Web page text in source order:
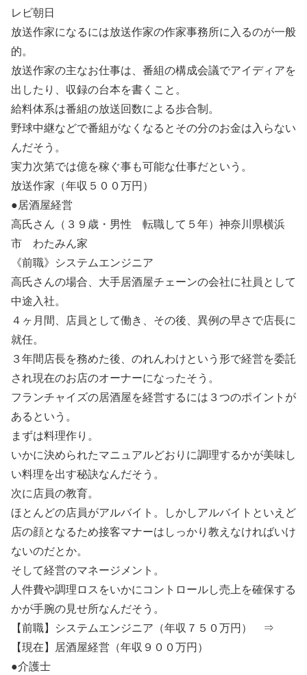
レビ朝日
放送作家になるには放送作家の作家事務所に入るのが一般
的。
放送作家の主なお仕事は、番組の構成会議でアイディアを
出したり、収録の台本を書くこと。
給料体系は番組の放送回数による歩合制。
野球中継などで番組がなくなるとその分のお金は入らない
んだそう。
実力次第では億を稼ぐ事も可能な仕事だという。
放送作家（年収５００万円）
●居酒屋経営
高氏さん（３９歳・男性 転職して５年）神奈川県横浜
市 わたみん家
《前職》システムエンジニア
高氏さんの場合、大手居酒屋チェーンの会社に社員として
中途入社。
４ヶ月間、店員として働き、その後、異例の早さで店長に
就任。
３年間店長を務めた後、のれんわけという形で経営を委託
され現在のお店のオーナーになったそう。
フランチャイズの居酒屋を経営するには３つのポイントが
あるという。
まずは料理作り。
いかに決められたマニュアルどおりに調理するかが美味し
い料理を出す秘訣なんだそう。
次に店員の教育。
ほとんどの店員がアルバイト。しかしアルバイトといえど
店の顔となるため接客マナーはしっかり教えなければいけ
ないのだとか。
そして経営のマネージメント。
人件費や調理ロスをいかにコントロールし売上を確保する
かが手腕の見せ所なんだそう。
【前職】システムエンジニア（年収７５０万円） ⇒
【現在】居酒屋経営（年収９００万円）
●介護士